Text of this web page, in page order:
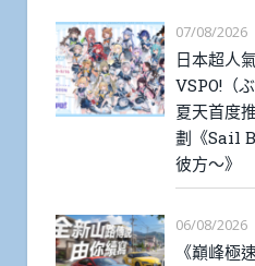
07/08/2026
日本超人
VSPO!（
夏天首度
劃《Sail
彼方～》
06/08/2026
《巔峰極